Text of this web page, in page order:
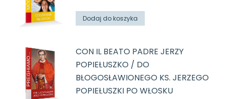
Dodaj do koszyka
CON IL BEATO PADRE JERZY
POPIEŁUSZKO / DO
BŁOGOSŁAWIONEGO KS. JERZEGO
POPIEŁUSZKI PO WŁOSKU